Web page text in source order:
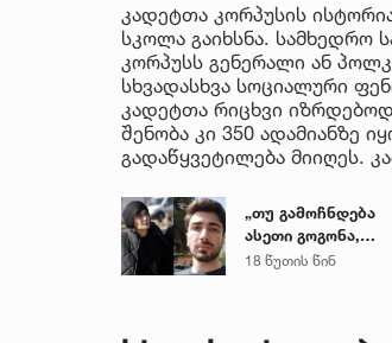
კადეტთა კორპუსის
სკოლა გაიხსნა. სამხედრო
კორპუსს გენერალი ან
სხვადასხვა სოციალური
კადეტთა რიცხვი
შენობა კი 350 ადამიანზე
გადაწყვეტილება მიიღეს.
„თუ გამოჩნდება
ასეთი გოგონა,
ოფიციალურად,
18 წუთის წინ